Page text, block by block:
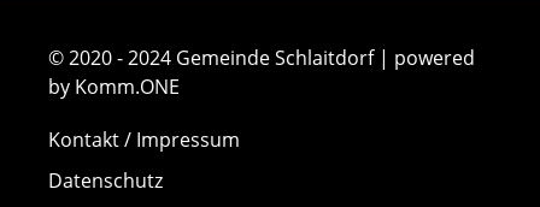
© 2020 - 2024 Gemeinde Schlaitdorf | powered
by Komm.ONE
Kontakt / Impressum
Datenschutz